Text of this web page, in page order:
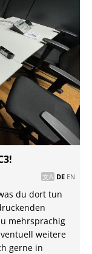
DE EN
du dort tun
mehrsprachig
weitere
gerne in